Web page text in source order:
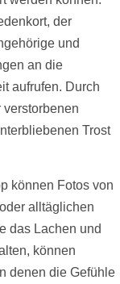
der
und
an die
aufrufen. Durch
Trost
können Fotos von
alltäglichen
das Lachen und
können
denen die Gefühle